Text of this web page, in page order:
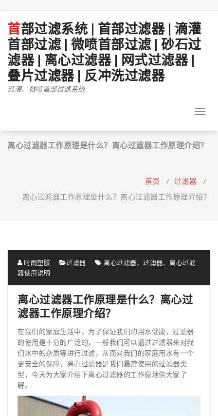
首部过滤系统 | 首部过滤器 | 滴灌
首部过滤 | 微喷首部过滤 | 砂石过
滤器 | 离心过滤器 | 网式过滤器 |
叠片过滤器 | 反冲洗过滤器
滴灌、微喷首部过滤系统
离心过滤器工作原理是什么？离心过滤器工作原理介绍？
首页 / 过滤器 /
离心过滤器工作原理是什么？离心过滤器工作原理介绍？
时雨塑胶 过滤器
离心过滤器、过滤器、离心过滤
器使用说明
离心过滤器工作原理是什么？离心过
滤器工作原理介绍？
在我们的家庭生活中，为了保证我们的用水健康，过滤器
的使用是十分的广泛的，一般我们可以通过过滤器来对我
们水中的杂质等进行过滤，从而对我们的家庭用水有一个
更安全的保障，离心过滤器是我们最常使用的过滤器类
型，今天为大家介绍下离心过滤器的工作原理供大家了
解。